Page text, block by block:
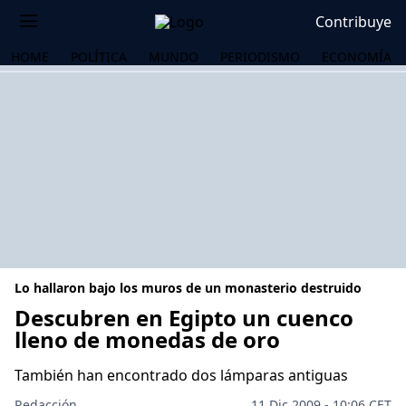
Contribuye
HOME POLÍTICA MUNDO PERIODISMO ECONOMÍA
Lo hallaron bajo los muros de un monasterio destruido
Descubren en Egipto un cuenco
lleno de monedas de oro
También han encontrado dos lámparas antiguas